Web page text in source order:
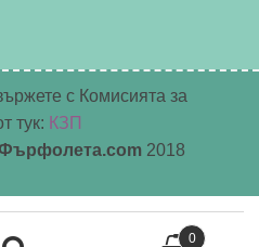
0
с Комисията за
тук: КЗП
2018